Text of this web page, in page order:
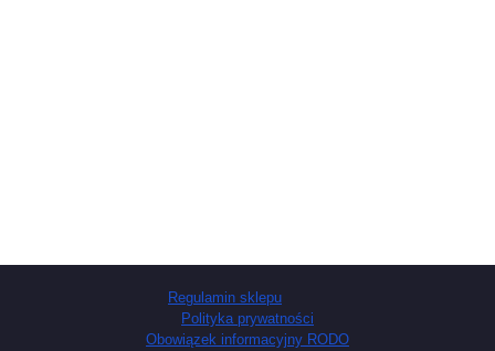
Regulamin sklepu
Polityka prywatności
Obowiązek informacyjny RODO